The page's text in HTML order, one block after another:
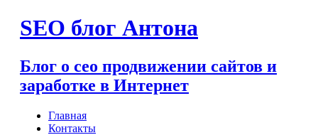
Перейти
к
SEO блог Антона
Блог о сео продвижении сайтов и
заработке в Интернет
Главная
Контакты